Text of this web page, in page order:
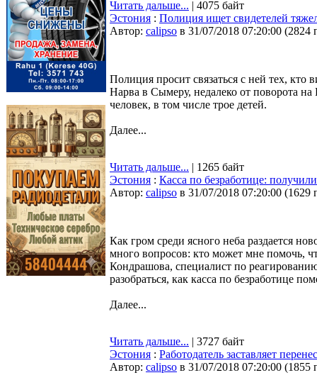
Читать дальше... | 4075 байт
Эстония : Полиция ищет свидетелей
Автор: calipso в 31/07/2018 07:20:00 (2824
Полиция просит связаться с ней тех,
Нарва в Сымеру, недалеко от поворота на
человек, в том числе трое детей.
Далее...
Читать дальше... | 1265 байт
Эстония : Касса по безработице:
Автор: calipso в 31/07/2018 07:20:00 (1629
Как гром среди ясного неба раздается
много вопросов: кто может мне помочь,
Кондрашова, специалист по
разобраться, как касса по безработице
Далее...
Читать дальше... | 3727 байт
Эстония : Работодатель заставляет
Автор: calipso в 31/07/2018 07:20:00 (1855